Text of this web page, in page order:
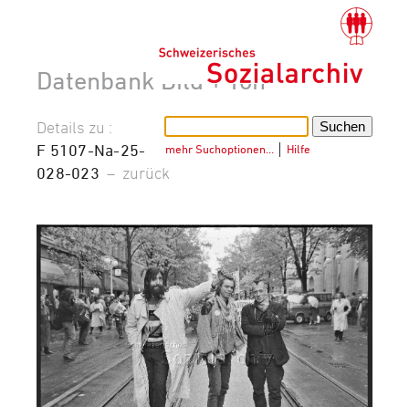
Datenbank Bild + Ton
mehr Suchoptionen… Hilfe
Details zu :
F 5107-Na-25-
028-023 – zurück